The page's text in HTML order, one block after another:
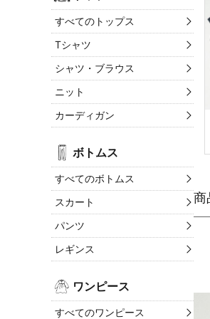
すべてのトップス
Tシャツ
シャツ・ブラウス
ニット
カーディガン
ボトムス
すべてのボトムス
スカート
パンツ
レギンス
ワンピース
すべてのワンピース